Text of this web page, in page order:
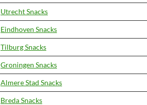
Utrecht Snacks
Eindhoven Snacks
Tilburg Snacks
Groningen Snacks
Almere Stad Snacks
Breda Snacks